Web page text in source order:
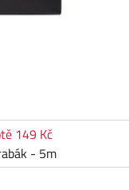
149 Kč
- 5m